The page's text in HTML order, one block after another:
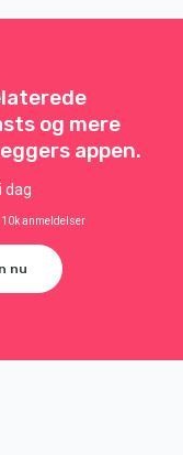
og mere
appen.
dag
10k anmeldelser
nu